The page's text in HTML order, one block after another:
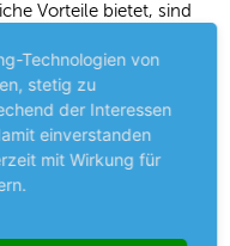
Vorteile bietet, sind
und
können. Zudem
die Volatilität der
werden.
bewusst sein und
Technologien von
stetig zu
der Interessen
einverstanden
mit Wirkung für